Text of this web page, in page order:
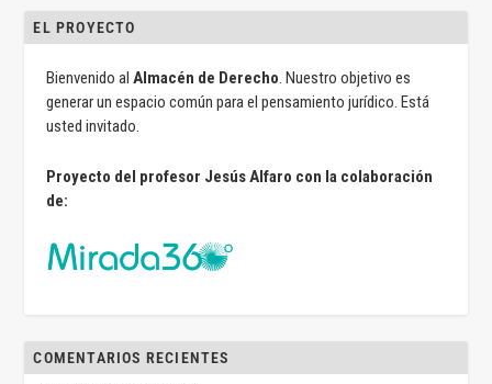
EL PROYECTO
Bienvenido alAlmacén de Derecho. Nuestro objetivo es
generar un espacio común para el pensamiento jurídico. Está
usted invitado.
Proyecto del profesor Jesús Alfaro con la colaboración
de:
COMENTARIOS RECIENTES